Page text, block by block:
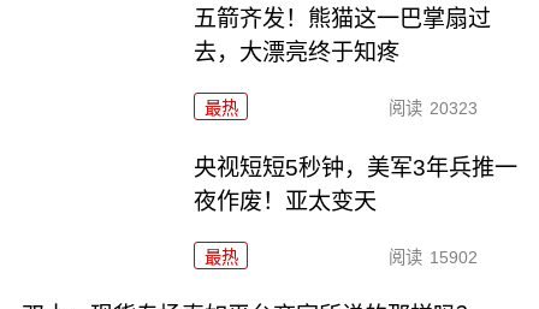
五箭齐发！熊猫这一巴掌扇过
去，大漂亮终于知疼
最热 阅读 20323
央视短短5秒钟，美军3年兵推一
夜作废！亚太变天
最热 阅读 15902